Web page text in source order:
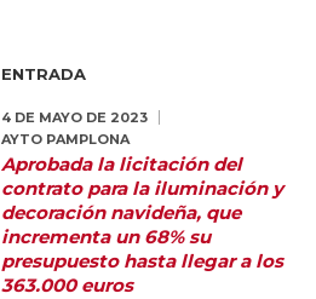
ENTRADA
4 DE MAYO DE 2023
AYTO PAMPLONA
Aprobada la licitación del
contrato para la iluminación y
decoración navideña, que
incrementa un 68% su
presupuesto hasta llegar a los
363.000 euros